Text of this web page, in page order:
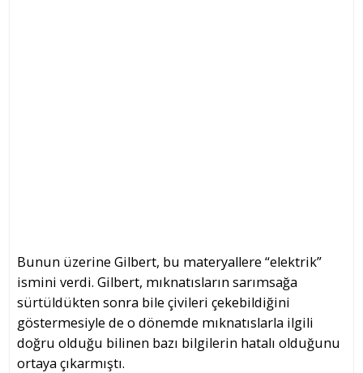
Bunun üzerine Gilbert, bu materyallere “elektrik”
ismini verdi. Gilbert, mıknatısların sarımsağa
sürtüldükten sonra bile çivileri çekebildiğini
göstermesiyle de o dönemde mıknatıslarla ilgili
doğru olduğu bilinen bazı bilgilerin hatalı olduğunu
ortaya çıkarmıştı.